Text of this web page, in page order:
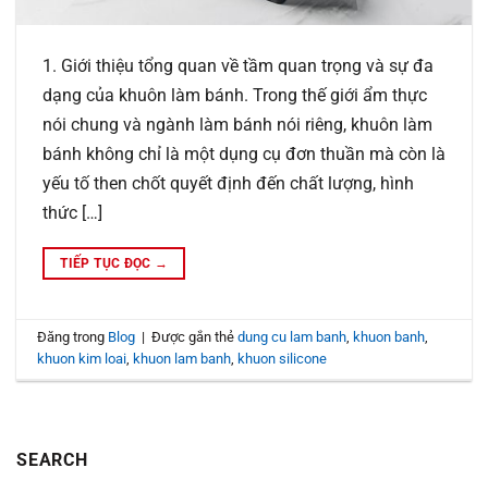
1. Giới thiệu tổng quan về tầm quan trọng và sự đa
dạng của khuôn làm bánh. Trong thế giới ẩm thực
nói chung và ngành làm bánh nói riêng, khuôn làm
bánh không chỉ là một dụng cụ đơn thuần mà còn là
yếu tố then chốt quyết định đến chất lượng, hình
thức […]
TIẾP TỤC ĐỌC →
Đăng trong Blog | Được gắn thẻdung cu lam banh, khuon banh,
khuon kim loai, khuon lam banh, khuon silicone
SEARCH